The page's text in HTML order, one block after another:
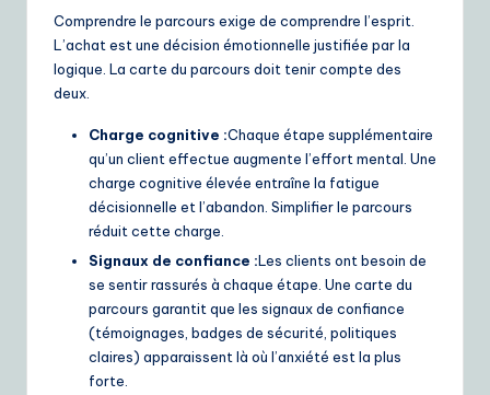
Comprendre le parcours exige de comprendre l’esprit.
L’achat est une décision émotionnelle justifiée par la
logique. La carte du parcours doit tenir compte des
deux.
Charge cognitive :Chaque étape supplémentaire
qu’un client effectue augmente l’effort mental. Une
charge cognitive élevée entraîne la fatigue
décisionnelle et l’abandon. Simplifier le parcours
réduit cette charge.
Signaux de confiance :Les clients ont besoin de
se sentir rassurés à chaque étape. Une carte du
parcours garantit que les signaux de confiance
(témoignages, badges de sécurité, politiques
claires) apparaissent là où l’anxiété est la plus
forte.